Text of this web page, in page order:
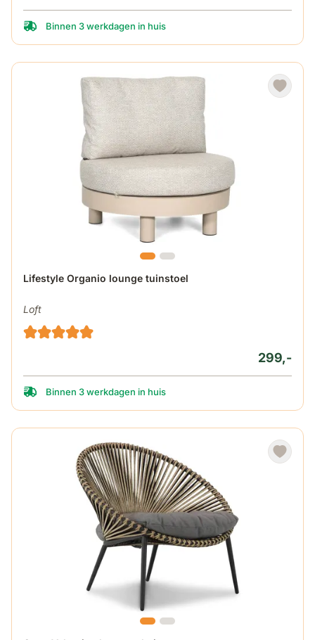
Binnen 3 werkdagen in huis
Lifestyle Organio lounge tuinstoel
Loft
299,-
Binnen 3 werkdagen in huis